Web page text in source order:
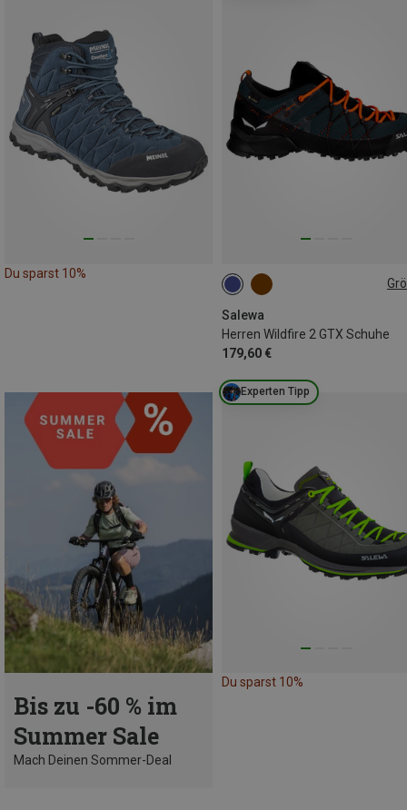
Du sparst 10%
Salewa
Herren Wildfire 2 GTX Schuhe
179,60 €
Bis zu -60 % im
Summer Sale
Mach Deinen Sommer-Deal
Experten Tipp
Du sparst 10%